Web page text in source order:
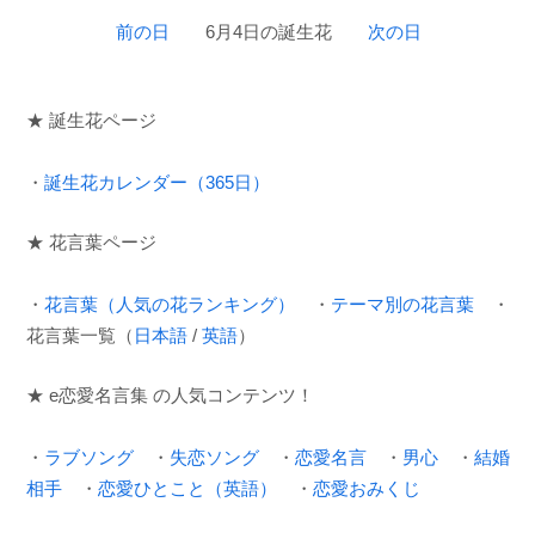
前の日 6月4日の誕生花 次の日
★ 誕生花ページ
・ 誕生花カレンダー（365日）
★ 花言葉ページ
・ 花言葉（人気の花ランキング） ・ テーマ別の花言葉 ・
花言葉一覧（ 日本語 / 英語）
★ e恋愛名言集 の人気コンテンツ！
・ ラブソング ・ 失恋ソング ・ 恋愛名言 ・ 男心 ・ 結婚
相手 ・ 恋愛ひとこと（英語） ・ 恋愛おみくじ